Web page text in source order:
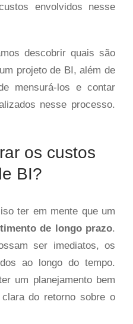
envolvidos nesse
descobrir quais são
projeto de BI, além de
mensurá-los e contar
nesse processo.
os custos
BI?
ter em mente que um
de longo prazo.
ser imediatos, os
ao longo do tempo.
um planejamento bem
do retorno sobre o